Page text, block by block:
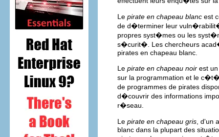
Le pirate en chapeau blanc est
de d�terminer leur
propres syst�mes ou les
s�curit�. Les chercheurs
pirates en chapeau blanc.
Le pirate en chapeau noir est
sur la programmation et le
de programmes de pirates
d�couvrir des informations
r�seau.
Le pirate en chapeau gris ,
blanc dans la plupart des